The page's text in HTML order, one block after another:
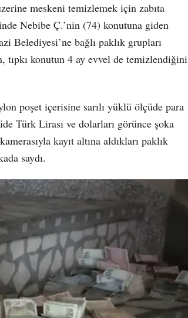
meskeni temizlemek için zabıta
Nebibe Ç.’nin (74) konutuna giden
Belediyesi’ne bağlı paklık grupları
tıpkı konutun 4 ay evvel de temizlendiğini
poşet içerisine sarılı yüklü ölçüde para
Türk Lirası ve dolarları görünce şoka
kayıt altına aldıkları paklık
saydı.